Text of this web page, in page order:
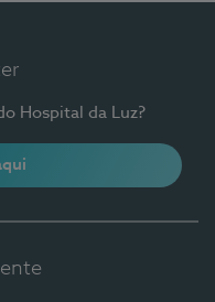
Hospital da Luz?